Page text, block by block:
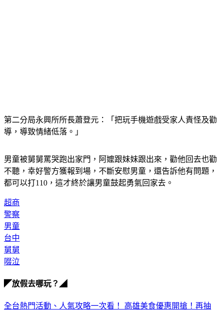
第二分局永興所所長蕭登元：「把玩手機遊戲受家人責怪及勸
導，導致情緒低落。」
男童被舅舅罵哭跑出家門，阿嬤跟妹妹跟出來，勸他回去也勸
不聽，幸好警方獲報到場，不斷安慰男童，還告訴他有問題，
都可以打110，這才終於讓男童鼓起勇氣回家去。
超商
警察
男童
台中
舅舅
啜泣
◤放假去哪玩？◢
全台熱門活動、人氣攻略一次看！ 高雄美食優惠開搶！再抽